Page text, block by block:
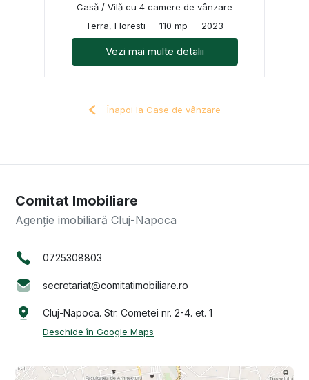
Casă / Vilă cu 4 camere de vânzare
Terra, Floresti
110 mp 2023
Vezi mai multe detalii
Înapoi la Case de vânzare
Comitat Imobiliare
Agenție imobiliară Cluj-Napoca
0725308803
secretariat@comitatimobiliare.ro
Cluj-Napoca. Str. Cometei nr. 2-4. et. 1
Deschide în Google Maps